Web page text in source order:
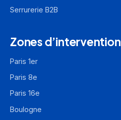
Serrurerie B2B
Zones d’intervention
Paris 1er
Paris 8e
Paris 16e
Boulogne